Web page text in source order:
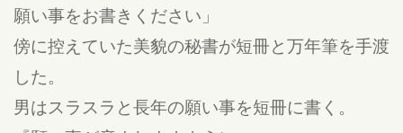
願い事をお書きください」
傍に控えていた美貌の秘書が短冊と万年筆を手渡
した。
男はスラスラと長年の願い事を短冊に書く。